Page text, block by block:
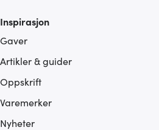
Inspirasjon
Gaver
Artikler & guider
Oppskrift
Varemerker
Nyheter